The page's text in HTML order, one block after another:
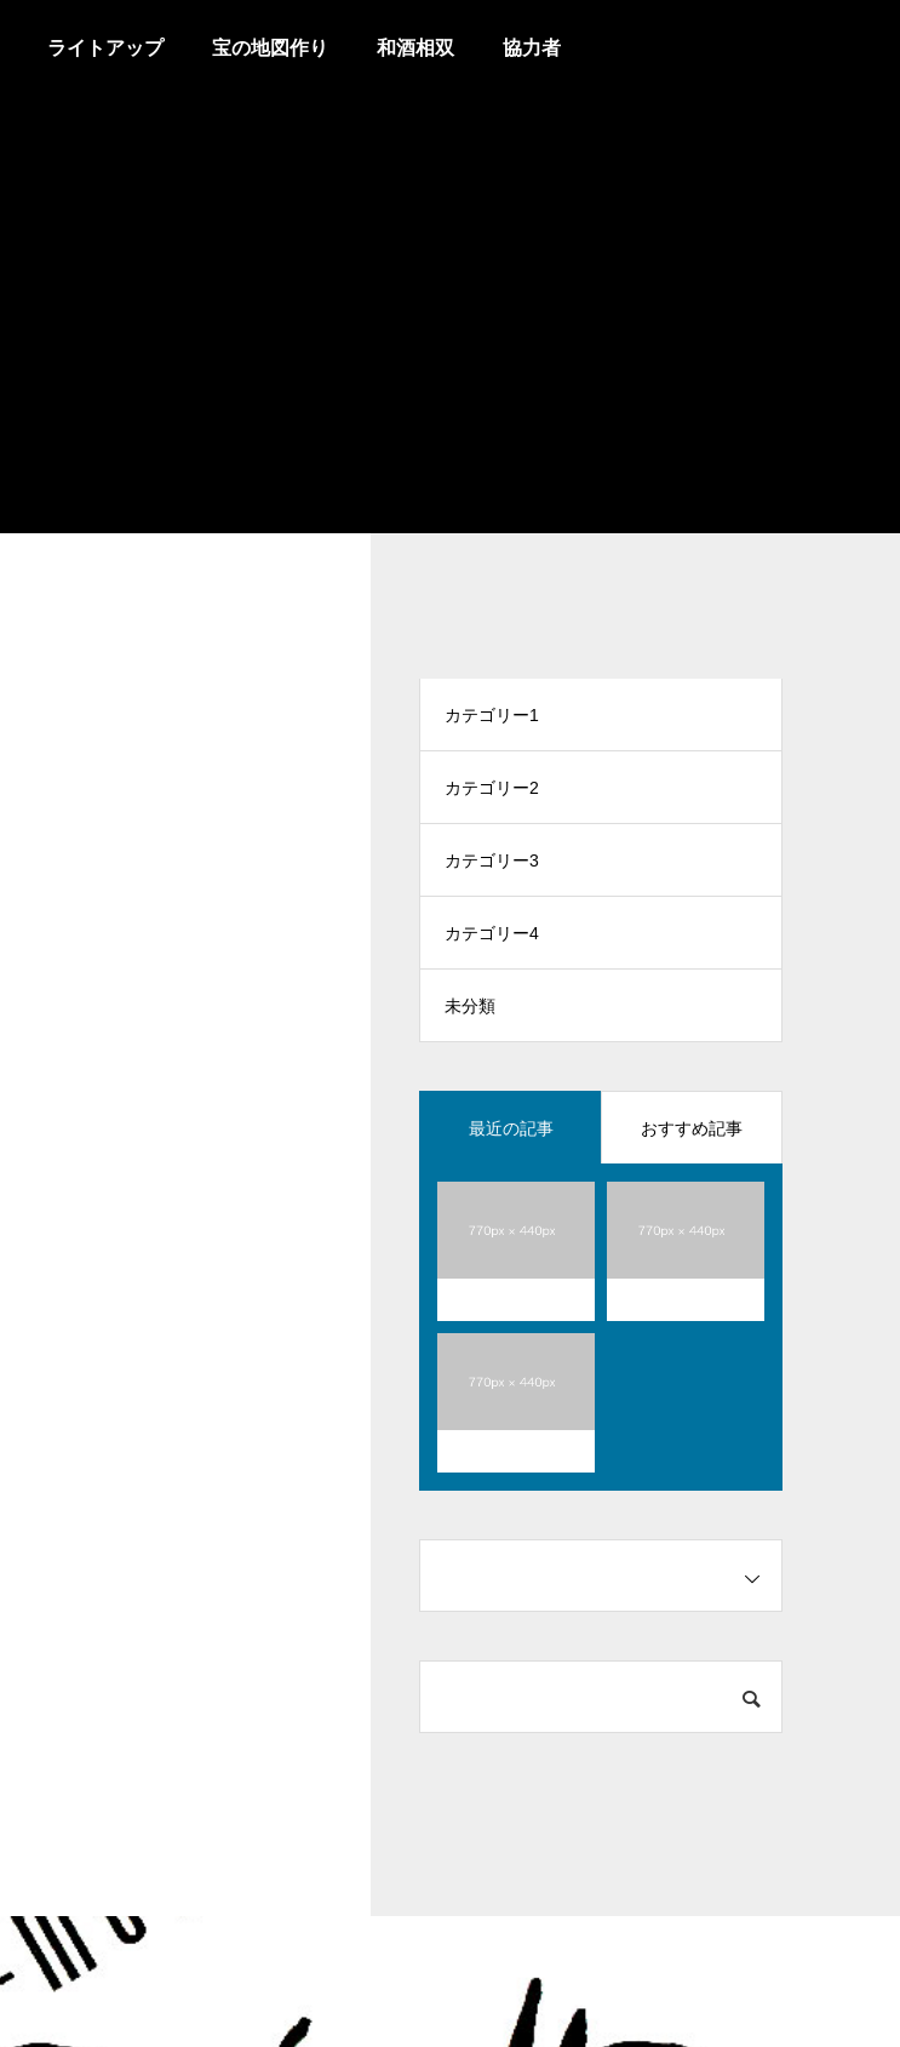
ライトアップ 宝の地図作り 和酒相双 協力者
カテゴリー1
カテゴリー2
カテゴリー3
カテゴリー4
未分類
最近の記事 おすすめ記事